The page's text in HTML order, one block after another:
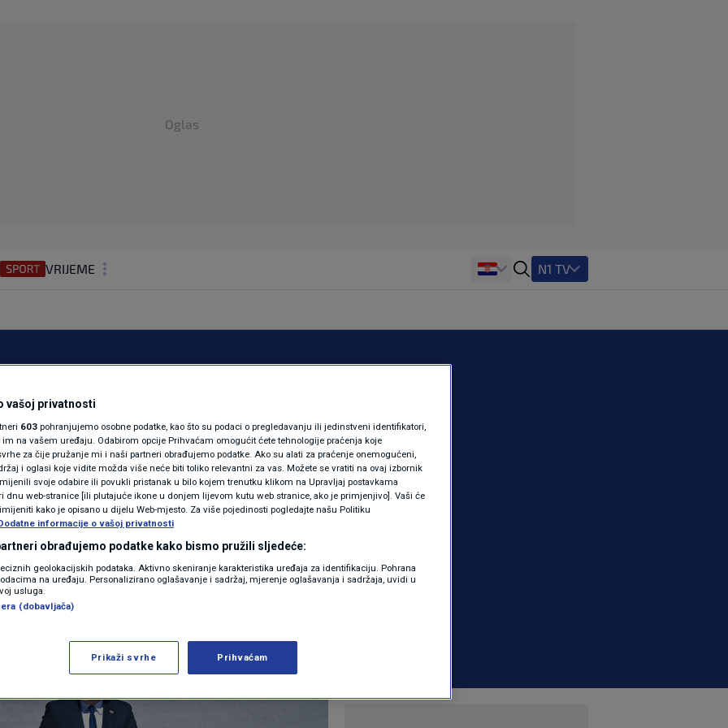
Oglas
VRIJEME
REGIJA
MAGAZIN
KOLUMNE
N1(DIS)INFO
KLIMATSKE PROMJENE
FOTO
VIDEO
N1 TV
podržao
uoči prijevremenih
| 1 komentar
Više
vašoj privatnosti
603 pohranjujemo osobne podatke, kao što su podaci o pregledavanju ili jedinstveni identifikatori,
na vašem uređaju. Odabirom opcije Prihvaćam omogućit ćete tehnologije praćenja koje
za čije pružanje mi i naši partneri obrađujemo podatke. Ako su alati za praćenje onemogućeni,
i oglasi koje vidite možda više neće biti toliko relevantni za vas. Možete se vratiti na ovaj izbornik
svoje odabire ili povukli pristanak u bilo kojem trenutku klikom na Upravljaj postavkama
dnu web-stranice [ili plutajuće ikone u donjem lijevom kutu web stranice, ako je primjenjivo]. Vaši će
kako je opisano u dijelu Web-mjesto. Za više pojedinosti pogledajte našu Politiku
informacije o vašoj privatnosti
obrađujemo podatke kako bismo pružili sljedeće:
geolokacijskih podataka. Aktivno skeniranje karakteristika uređaja za identifikaciju. Pohrana
na uređaju. Personalizirano oglašavanje i sadržaj, mjerenje oglašavanja i sadržaja, uvidi u
usluga.
(dobavljača)
Prikaži svrhe Prihvaćam